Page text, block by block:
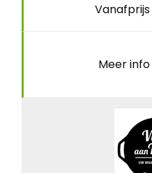
Vanafprijs
Meer info